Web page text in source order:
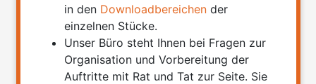
in den Downloadbereichen der
einzelnen Stücke.
Unser Büro steht Ihnen bei Fragen zur
Organisation und Vorbereitung der
Auftritte mit Rat und Tat zur Seite. Sie